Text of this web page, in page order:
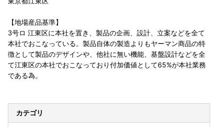
【地場産品基準】
3号ロ 江東区に本社を置き、製品の企画、設計、立案などを全て
本社でおこなっている。製品自体の製造よりもヤーマン商品の特
徴として製品のデザインや、他社に無い機能、基盤設計などを全
て江東区の本社でおこなっており付加価値として65%が本社業務
である為。
カテゴリ